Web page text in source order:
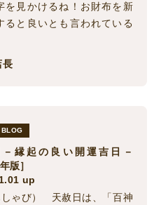
を見かけるね！お財布を新
ると良いとも言われている
長
BLOG
縁起の良い開運吉日－
版］
up
ゃび） 天赦日は、「百神